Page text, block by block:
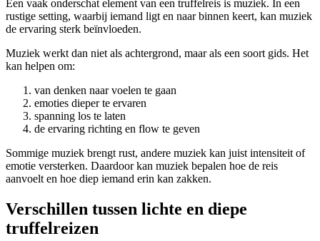
Een vaak onderschat element van een truffelreis is muziek. In een
rustige setting, waarbij iemand ligt en naar binnen keert, kan muziek
de ervaring sterk beïnvloeden.
Muziek werkt dan niet als achtergrond, maar als een soort gids. Het
kan helpen om:
van denken naar voelen te gaan
emoties dieper te ervaren
spanning los te laten
de ervaring richting en flow te geven
Sommige muziek brengt rust, andere muziek kan juist intensiteit of
emotie versterken. Daardoor kan muziek bepalen hoe de reis
aanvoelt en hoe diep iemand erin kan zakken.
Verschillen tussen lichte en diepe
truffelreizen